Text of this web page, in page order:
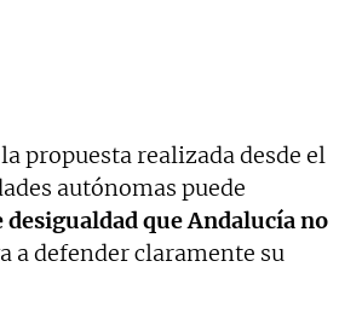
propuesta realizada desde el
autónomas puede
desigualdad que Andalucía no
a defender claramente su